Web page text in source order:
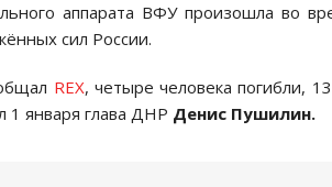
аппарата ВФУ произошла во
сил России.
REX, четыре человека погибли,
1 января глава ДНР Денис Пушилин.